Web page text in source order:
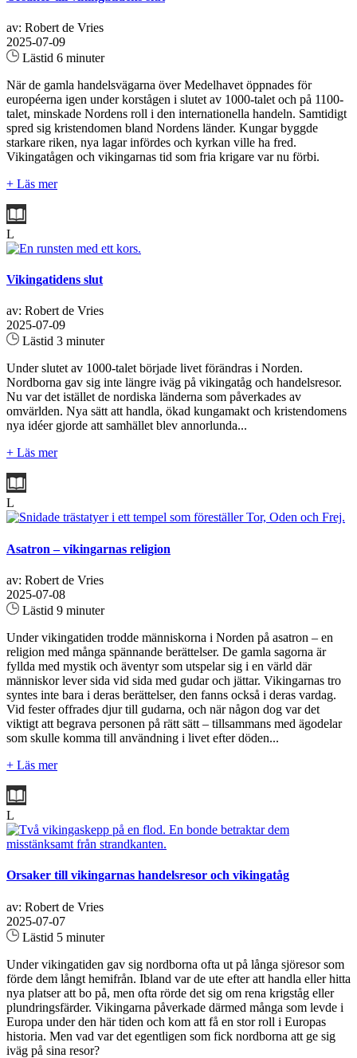
av: Robert de Vries
2025-07-09
Lästid 6 minuter
När de gamla handelsvägarna över Medelhavet öppnades för
européerna igen under korstågen i slutet av 1000‑talet och på 1100-
talet, minskade Nordens roll i den internationella handeln. Samtidigt
spred sig kristendomen bland Nordens länder. Kungar byggde
starkare riken, nya lagar infördes och kyrkan ville ha fred.
Vikingatågen och vikingarnas tid som fria krigare var nu förbi.
+ Läs mer
L
Vikingatidens slut
av: Robert de Vries
2025-07-09
Lästid 3 minuter
Under slutet av 1000-talet började livet förändras i Norden.
Nordborna gav sig inte längre iväg på vikingatåg och handelsresor.
Nu var det istället de nordiska länderna som påverkades av
omvärlden. Nya sätt att handla, ökad kungamakt och kristendomens
nya idéer gjorde att samhället blev annorlunda...
+ Läs mer
L
Asatron – vikingarnas religion
av: Robert de Vries
2025-07-08
Lästid 9 minuter
Under vikingatiden trodde människorna i Norden på asatron – en
religion med många spännande berättelser. De gamla sagorna är
fyllda med mystik och äventyr som utspelar sig i en värld där
människor lever sida vid sida med gudar och jättar. Vikingarnas tro
syntes inte bara i deras berättelser, den fanns också i deras vardag.
Vid fester offrades djur till gudarna, och när någon dog var det
viktigt att begrava personen på rätt sätt – tillsammans med ägodelar
som skulle komma till användning i livet efter döden...
+ Läs mer
L
Orsaker till vikingarnas handelsresor och vikingatåg
av: Robert de Vries
2025-07-07
Lästid 5 minuter
Under vikingatiden gav sig nordborna ofta ut på långa sjöresor som
förde dem långt hemifrån. Ibland var de ute efter att handla eller hitta
nya platser att bo på, men ofta rörde det sig om rena krigståg eller
plundringsfärder. Vikingarna påverkade därmed många som levde i
Europa under den här tiden och kom att få en stor roll i Europas
historia. Men vad var det egentligen som fick nordborna att ge sig
iväg på sina resor?